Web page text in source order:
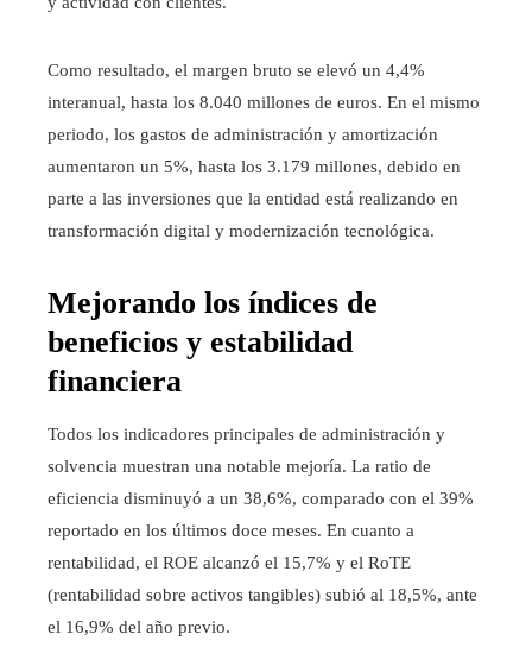
Como resultado, el margen bruto se elevó un 4,4%
interanual, hasta los 8.040 millones de euros. En el mismo
periodo, los gastos de administración y amortización
aumentaron un 5%, hasta los 3.179 millones, debido en
parte a las inversiones que la entidad está realizando en
transformación digital y modernización tecnológica.
Mejorando los índices de
beneficios y estabilidad
financiera
Todos los indicadores principales de administración y
solvencia muestran una notable mejoría. La ratio de
eficiencia disminuyó a un 38,6%, comparado con el 39%
reportado en los últimos doce meses. En cuanto a
rentabilidad, el ROE alcanzó el 15,7% y el RoTE
(rentabilidad sobre activos tangibles) subió al 18,5%, ante
el 16,9% del año previo.